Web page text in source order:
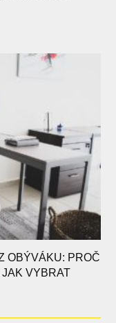
OBÝVÁKU: PROČ
VYBRAT